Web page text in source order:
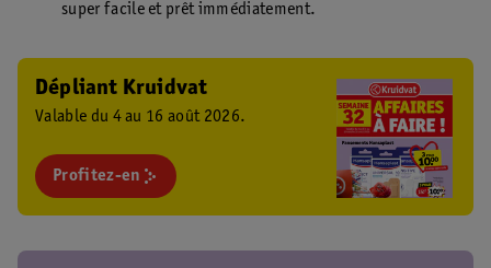
super facile et prêt immédiatement.
Dépliant Kruidvat
Valable du 4 au 16 août 2026.
Profitez-en